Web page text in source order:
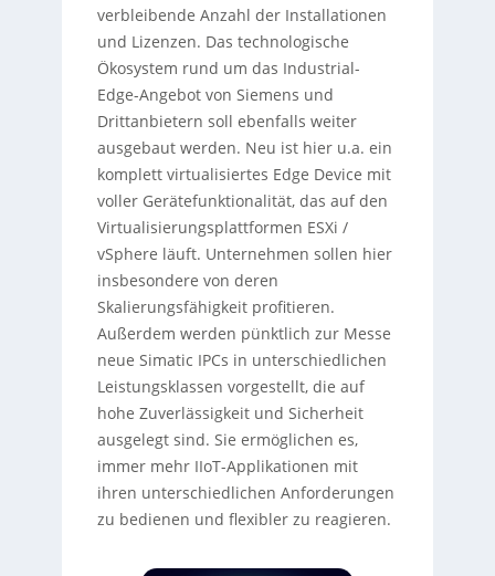
verbleibende Anzahl der Installationen
und Lizenzen. Das technologische
Ökosystem rund um das Industrial-
Edge-Angebot von Siemens und
Drittanbietern soll ebenfalls weiter
ausgebaut werden. Neu ist hier u.a. ein
komplett virtualisiertes Edge Device mit
voller Gerätefunktionalität, das auf den
Virtualisierungsplattformen ESXi /
vSphere läuft. Unternehmen sollen hier
insbesondere von deren
Skalierungsfähigkeit profitieren.
Außerdem werden pünktlich zur Messe
neue Simatic IPCs in unterschiedlichen
Leistungsklassen vorgestellt, die auf
hohe Zuverlässigkeit und Sicherheit
ausgelegt sind. Sie ermöglichen es,
immer mehr IIoT-Applikationen mit
ihren unterschiedlichen Anforderungen
zu bedienen und flexibler zu reagieren.